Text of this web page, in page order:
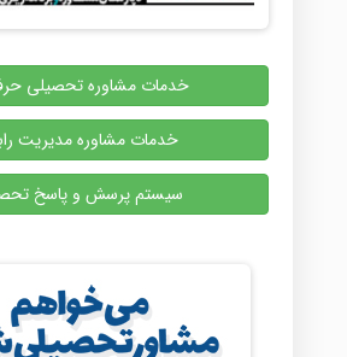
خدمات مشاوره تحصیلی
خدمات مشاوره مدیریت
سیستم پرسش و پاسخ